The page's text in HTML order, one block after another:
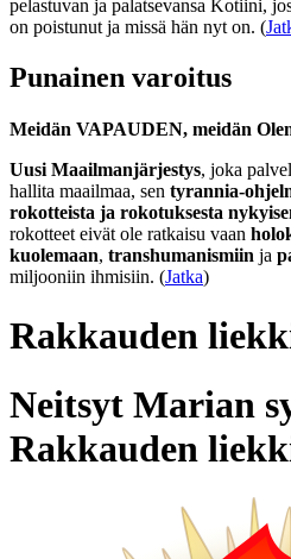
pelastuvan ja palatsevansa Kotiini,
on poistunut ja missä hän nyt on. (
Punainen varoitus
Meidän VAPAUDEN, meidän
Uusi Maailmanjärjestys, joka
hallita maailmaa, sen tyrannia-
rokotteista ja rokotuksesta
rokotteet eivät ole ratkaisu vaan
kuolemaan, transhumanismiin ja
miljooniin ihmisiin. (Jatka)
Rakkauden
Neitsyt Marian
Rakkauden